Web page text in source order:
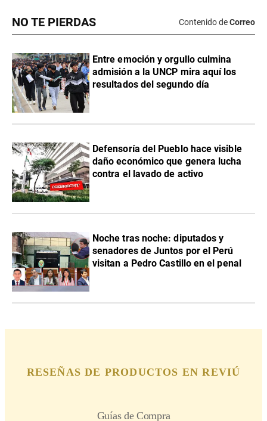
NO TE PIERDAS Contenido deCorreo
Entre emoción y orgullo culmina
admisión a la UNCP mira aquí los
resultados del segundo día
Defensoría del Pueblo hace visible
daño económico que genera lucha
contra el lavado de activo
Noche tras noche: diputados y
senadores de Juntos por el Perú
visitan a Pedro Castillo en el penal